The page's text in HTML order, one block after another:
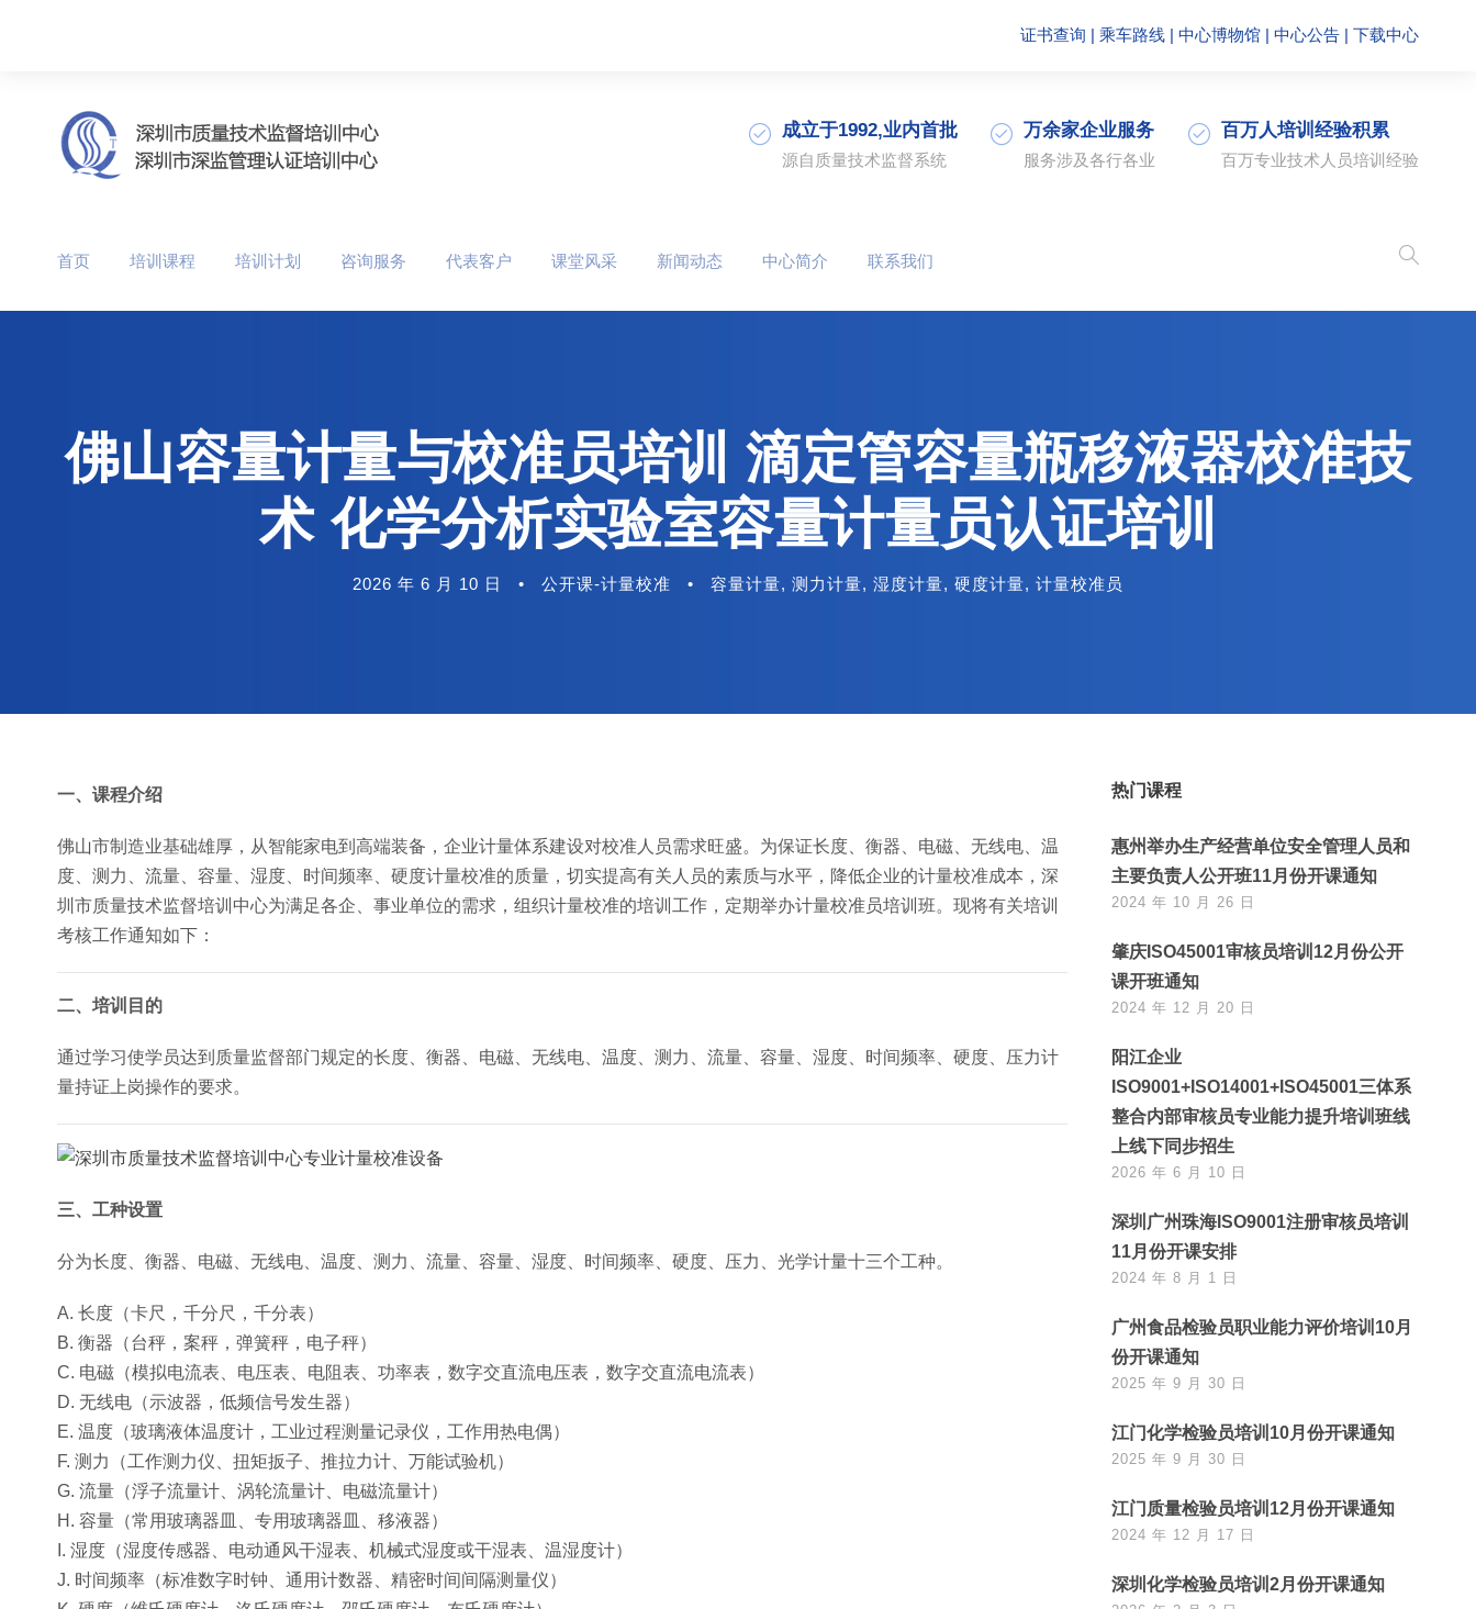
证书查询 | 乘车路线 | 中心博物馆 | 中心公告 | 下载中心
成立于1992,业内首批
源自质量技术监督系统
万余家企业服务
服务涉及各行各业
百万人培训经验积累
百万专业技术人员培训经验
首页 培训课程 培训计划 咨询服务 代表客户 课堂风采 新闻动态 中心简介 联系我们
佛山容量计量与校准员培训 滴定管容量瓶移液器校准技
术 化学分析实验室容量计量员认证培训
2026 年 6 月 10 日 • 公开课-计量校准 • 容量计量, 测力计量, 湿度计量, 硬度计量, 计量校准员
一、课程介绍
佛山市制造业基础雄厚，从智能家电到高端装备，企业计量体系建设对校准人员需求旺盛。为保证长度、衡器、电磁、无线电、温
度、测力、流量、容量、湿度、时间频率、硬度计量校准的质量，切实提高有关人员的素质与水平，降低企业的计量校准成本，深
圳市质量技术监督培训中心为满足各企、事业单位的需求，组织计量校准的培训工作，定期举办计量校准员培训班。现将有关培训
考核工作通知如下：
二、培训目的
通过学习使学员达到质量监督部门规定的长度、衡器、电磁、无线电、温度、测力、流量、容量、湿度、时间频率、硬度、压力计
量持证上岗操作的要求。
三、工种设置
分为长度、衡器、电磁、无线电、温度、测力、流量、容量、湿度、时间频率、硬度、压力、光学计量十三个工种。
A. 长度（卡尺，千分尺，千分表）
B. 衡器（台秤，案秤，弹簧秤，电子秤）
C. 电磁（模拟电流表、电压表、电阻表、功率表，数字交直流电压表，数字交直流电流表）
D. 无线电（示波器，低频信号发生器）
E. 温度（玻璃液体温度计，工业过程测量记录仪，工作用热电偶）
F. 测力（工作测力仪、扭矩扳子、推拉力计、万能试验机）
G. 流量（浮子流量计、涡轮流量计、电磁流量计）
H. 容量（常用玻璃器皿、专用玻璃器皿、移液器）
I. 湿度（湿度传感器、电动通风干湿表、机械式湿度或干湿表、温湿度计）
J. 时间频率（标准数字时钟、通用计数器、精密时间间隔测量仪）
热门课程
惠州举办生产经营单位安全管理人员和
主要负责人公开班11月份开课通知
2024 年 10 月 26 日
肇庆ISO45001审核员培训12月份公开
课开班通知
2024 年 12 月 20 日
阳江企业
ISO9001+ISO14001+ISO45001三体系
整合内部审核员专业能力提升培训班线
上线下同步招生
2026 年 6 月 10 日
深圳广州珠海ISO9001注册审核员培训
11月份开课安排
2024 年 8 月 1 日
广州食品检验员职业能力评价培训10月
份开课通知
2025 年 9 月 30 日
江门化学检验员培训10月份开课通知
2025 年 9 月 30 日
江门质量检验员培训12月份开课通知
2024 年 12 月 17 日
深圳化学检验员培训2月份开课通知